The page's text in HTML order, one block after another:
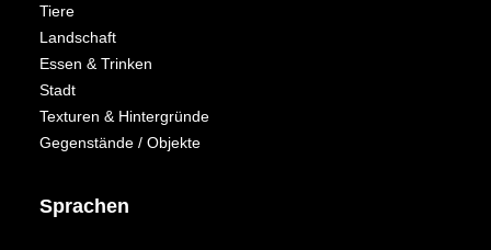
Tiere
Landschaft
Essen & Trinken
Stadt
Texturen & Hintergründe
Gegenstände / Objekte
Sprachen